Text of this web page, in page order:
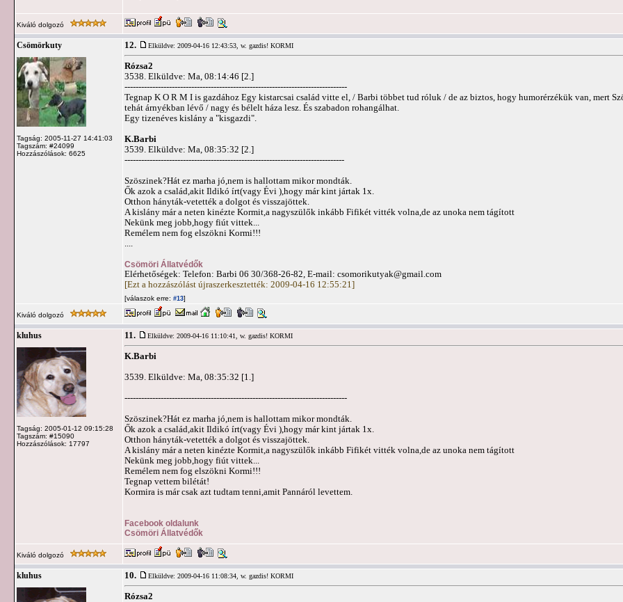
Kiváló dolgozó
Csömörkuty
Tagság: 2005-11-27 14:41:03
Tagszám: #24099
Hozzászólások: 6625
12. Elküldve: 2009-04-16 12:43:53, w. gazdis! KORMI
Rózsa2
3538. Elküldve: Ma, 08:14:46 [2.]
--------------------------------------------------------------------------------
Tegnap K O R M I is gazdához Egy kistarcsai család vitte el, / Barbi többet tud róluk / de az biztos, hogy humorérzékük van, mert
tehát árnyékban lévő / nagy és bélelt háza lesz. És szabadon rohangálhat.
Egy tizenéves kislány a "kisgazdi".
K.Barbi
3539. Elküldve: Ma, 08:35:32 [2.]
-------------------------------------------------------------------------------
Szöszinek?Hát ez marha jó,nem is hallottam mikor mondták.
Ők azok a család,akit Ildikó írt(vagy Évi ),hogy már kint jártak 1x.
Otthon hányták-vetették a dolgot és visszajöttek.
A kislány már a neten kinézte Kormit,a nagyszülők inkább Fifikét vitték volna,de az unoka nem tágított
Nekünk meg jobb,hogy fiút vittek...
Remélem nem fog elszökni Kormi!!!
Csömöri Állatvédők
Elérhetőségek: Telefon: Barbi 06 30/368-26-82, E-mail: csomorikutyak@gmail.com
[Ezt a hozzászólást újraszerkesztették: 2009-04-16 12:55:21]
[válaszok erre: #13]
Kiváló dolgozó
kluhus
Tagság: 2005-01-12 09:15:28
Tagszám: #15090
Hozzászólások: 17797
11. Elküldve: 2009-04-16 11:10:41, w. gazdis! KORMI
K.Barbi
3539. Elküldve: Ma, 08:35:32 [1.]
--------------------------------------------------------------------------------
Szöszinek?Hát ez marha jó,nem is hallottam mikor mondták.
Ők azok a család,akit Ildikó írt(vagy Évi ),hogy már kint jártak 1x.
Otthon hányták-vetették a dolgot és visszajöttek.
A kislány már a neten kinézte Kormit,a nagyszülők inkább Fifikét vitték volna,de az unoka nem tágított
Nekünk meg jobb,hogy fiút vittek...
Remélem nem fog elszökni Kormi!!!
Tegnap vettem bilétát!
Kormira is már csak azt tudtam tenni,amit Pannáról levettem.
Facebook oldalunk
Csömöri Állatvédők
Kiváló dolgozó
kluhus 10. Elküldve: 2009-04-16 11:08:34, w. gazdis! KORMI
Rózsa2